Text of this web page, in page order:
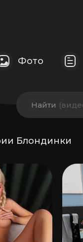
Фото
Найти
Блондинки